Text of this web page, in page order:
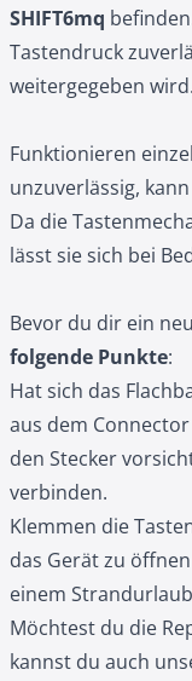
SHIFT6mq
Tastendruck
weitergegeben wird.
Funktionieren
unzuverlässig,
Da die
lässt sie sich bei
Bevor du dir ein
folgende Punkte:
Hat sich das
aus dem
den Stecker
verbinden.
Klemmen die
das Gerät zu
einem
Möchtest du die
kannst du auch